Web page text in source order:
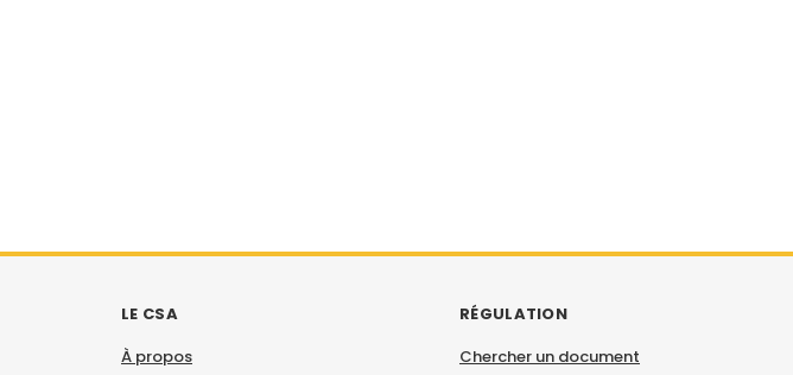
LE CSA
À propos
RÉGULATION
Chercher un document